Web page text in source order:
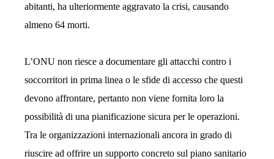
abitanti, ha ulteriormente aggravato la crisi, causando
almeno 64 morti.
L’ONU non riesce a documentare gli attacchi contro i
soccorritori in prima linea o le sfide di accesso che questi
devono affrontare, pertanto non viene fornita loro la
possibilità di una pianificazione sicura per le operazioni.
Tra le organizzazioni internazionali ancora in grado di
riuscire ad offrire un supporto concreto sul piano sanitario